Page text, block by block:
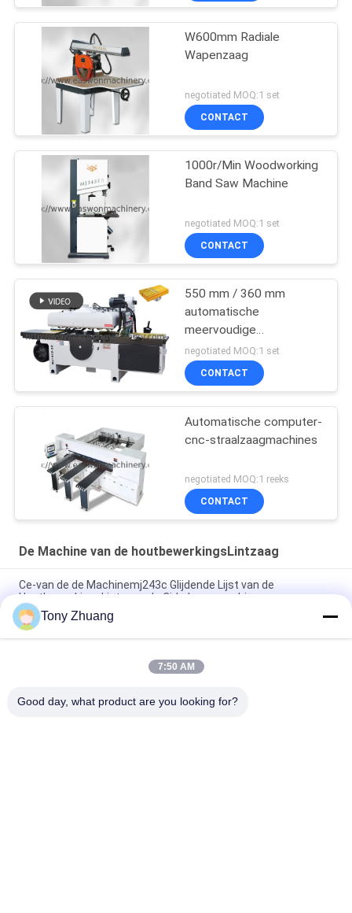
W600mm Radiale
Wapenzaag
negotiated MOQ:1 set
CONTACT
1000r/Min Woodworking
Band Saw Machine
negotiated MOQ:1 set
CONTACT
550 mm / 360 mm
automatische
meervoudige
zaagmachine voor
verwerking van massief
houten panelen
negotiated MOQ:1 set
CONTACT
Automatische computer-
cnc-straalzaagmachines
negotiated MOQ:1 reeks
CONTACT
De Machine van de houtbewerkingsLintzaag
Ce-van de de Machinemj243c Glijdende Lijst van de
HoutbewerkingsLintzaag de Cirkelzaagmachine
CS1225B houten Lintzaagmachine, CNC de Machine van de 18
DuimLintzaag
Van de de HoutbewerkingsLintzaag van MJ223A MJ224C
Tony Zhuang
7:50 AM
Good day, what product are you looking for?